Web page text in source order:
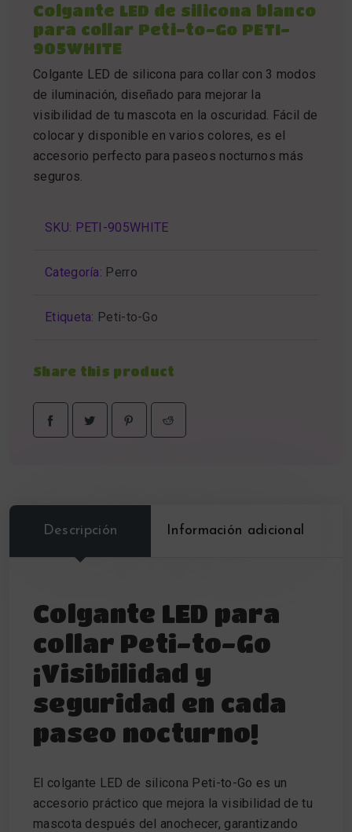
Colgante LED de silicona blanco
para collar Peti-to-Go PETI-
905WHITE
Colgante LED de silicona para collar con 3 modos
de iluminación, diseñado para mejorar la
visibilidad de tu mascota en la oscuridad. Fácil de
colocar y disponible en varios colores, es el
accesorio perfecto para paseos nocturnos más
seguros.
SKU: PETI-905WHITE
Categoría: Perro
Etiqueta: Peti-to-Go
Share this product
Descripción Información adicional
Colgante LED para
collar Peti-to-Go
¡Visibilidad y
seguridad en cada
paseo nocturno!
El colgante LED de silicona Peti-to-Go es un
accesorio práctico que mejora la visibilidad de tu
mascota después del anochecer, garantizando